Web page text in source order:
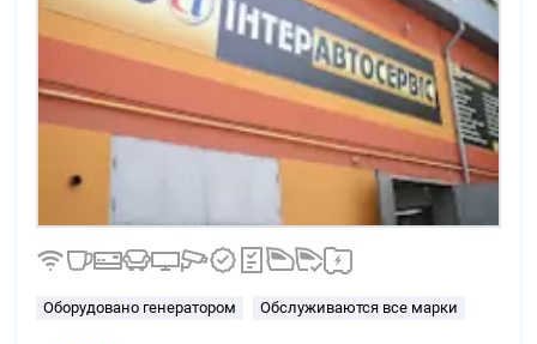
Оборудовано генератором Обслуживаются все марки